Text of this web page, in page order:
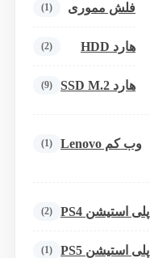
فلش مموری (1)
هارد HDD (2)
هارد SSD M.2 (9)
وب کم Lenovo (1)
پلی استیشن PS4 (2)
پلی استیشن PS5 (1)